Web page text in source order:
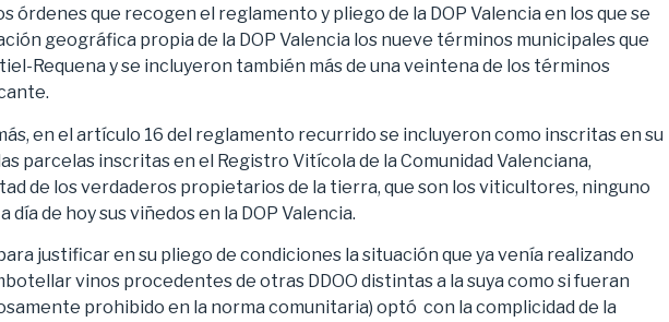
órdenes que recogen el reglamento y pliego de la DOP Valencia en los que se
geográfica propia de la DOP Valencia los nueve términos municipales que
Requena y se incluyeron también más de una veintena de los términos
en el artículo 16 del reglamento recurrido se incluyeron como inscritas en su
parcelas inscritas en el Registro Vitícola de la Comunidad Valenciana,
de los verdaderos propietarios de la tierra, que son los viticultores, ninguno
día de hoy sus viñedos en la DOP Valencia.
justificar en su pliego de condiciones la situación que ya venía realizando
vinos procedentes de otras DDOO distintas a la suya como si fueran
prohibido en la norma comunitaria) optó con la complicidad de la